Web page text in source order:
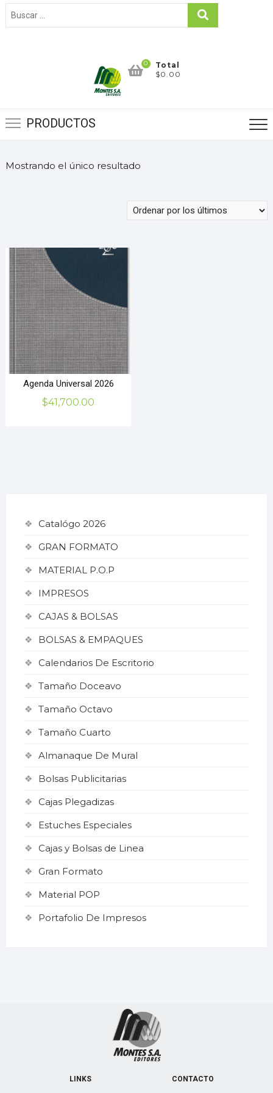
0
Total
$0.00
PRODUCTOS
Mostrando el único resultado
Agenda Universal 2026
$41,700.00
Catalógo 2026
GRAN FORMATO
MATERIAL P.O.P
IMPRESOS
CAJAS & BOLSAS
BOLSAS & EMPAQUES
Calendarios De Escritorio
Tamaño Doceavo
Tamaño Octavo
Tamaño Cuarto
Almanaque De Mural
Bolsas Publicitarias
Cajas Plegadizas
Estuches Especiales
Cajas y Bolsas de Linea
Gran Formato
Material POP
Portafolio De Impresos
LINKS CONTACTO